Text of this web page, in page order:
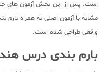
است. پس از این بخش آزمون های
مشابه با آزمون اصلی به همراه
واقعی طراحی شده است.
بارم بندی درس هندسه 3 در